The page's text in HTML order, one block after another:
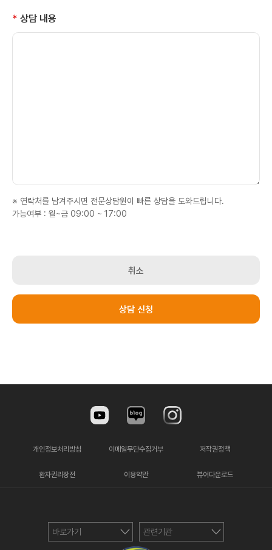
귀하가 의료원의 서비스를 이용하기 위해서는 회원가입
회원가입 정보 : 회원가입 탈퇴 시
다만, 수집 목적 또는 제공받은 목적이 달성된 경우에도
상법 등 법령의 규정에 의하여 보존할 필요성이 있는
경우에는 귀하의 개인 정보를 보유할 수 있습니다.
필요한 최소한의 기본정보로서, 동의를 거부하실 경우
하지만 전화(1588-1775)나 내원을 통해 서비스를
* 상담 내용
※ 연락처를 남겨주시면 전문상담원이 빠른 상담을 도와드립니다.
가능여부 : 월~금 09:00 ~ 17:00
취소
상담 신청
개인정보처리방침 이메일무단수집거부 저작권정책
환자권리장전 이용약관 뷰어다운로드
바로가기 관련기관